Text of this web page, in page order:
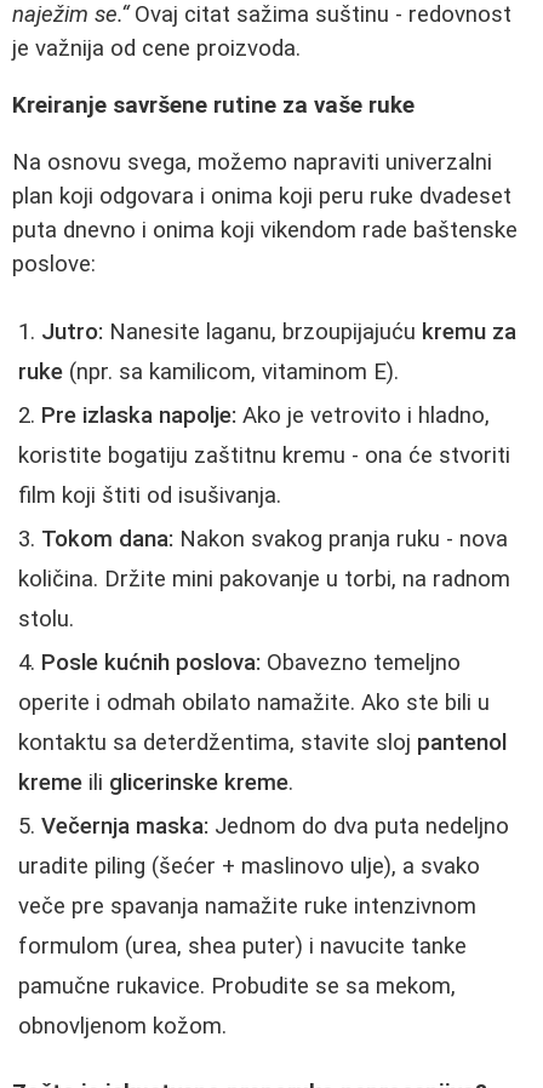
naježim se.“Ovaj citat sažima suštinu - redovnost
je važnija od cene proizvoda.
Kreiranje savršene rutine za vaše ruke
Na osnovu svega, možemo napraviti univerzalni
plan koji odgovara i onima koji peru ruke dvadeset
puta dnevno i onima koji vikendom rade baštenske
poslove:
Jutro: Nanesite laganu, brzoupijajuću kremu za
ruke (npr. sa kamilicom, vitaminom E).
Pre izlaska napolje: Ako je vetrovito i hladno,
koristite bogatiju zaštitnu kremu - ona će stvoriti
film koji štiti od isušivanja.
Tokom dana: Nakon svakog pranja ruku - nova
količina. Držite mini pakovanje u torbi, na radnom
stolu.
Posle kućnih poslova: Obavezno temeljno
operite i odmah obilato namažite. Ako ste bili u
kontaktu sa deterdžentima, stavite sloj pantenol
kreme ili glicerinske kreme.
Večernja maska: Jednom do dva puta nedeljno
uradite piling (šećer + maslinovo ulje), a svako
veče pre spavanja namažite ruke intenzivnom
formulom (urea, shea puter) i navucite tanke
pamučne rukavice. Probudite se sa mekom,
obnovljenom kožom.